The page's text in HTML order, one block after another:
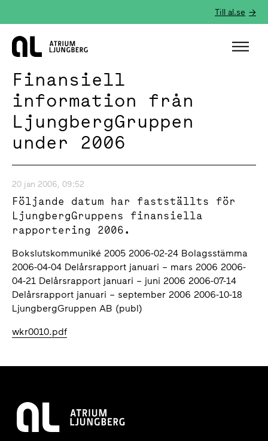
Till al.se
Hem
Finansiell
information från
LjungbergGruppen
under 2006
20 jan 2006, 09:52
Följande datum har fastställts för
LjungbergGruppens finansiella
rapportering 2006.
Bokslutskommuniké 2005 2006-02-24 Bolagsstämma
2006-04-04 Delårsrapport januari – mars 2006 2006-
04-21 Delårsrapport januari – juni 2006 2006-07-14
Delårsrapport januari – september 2006 2006-10-18
LjungbergGruppen AB (publ)
wkr0010.pdf